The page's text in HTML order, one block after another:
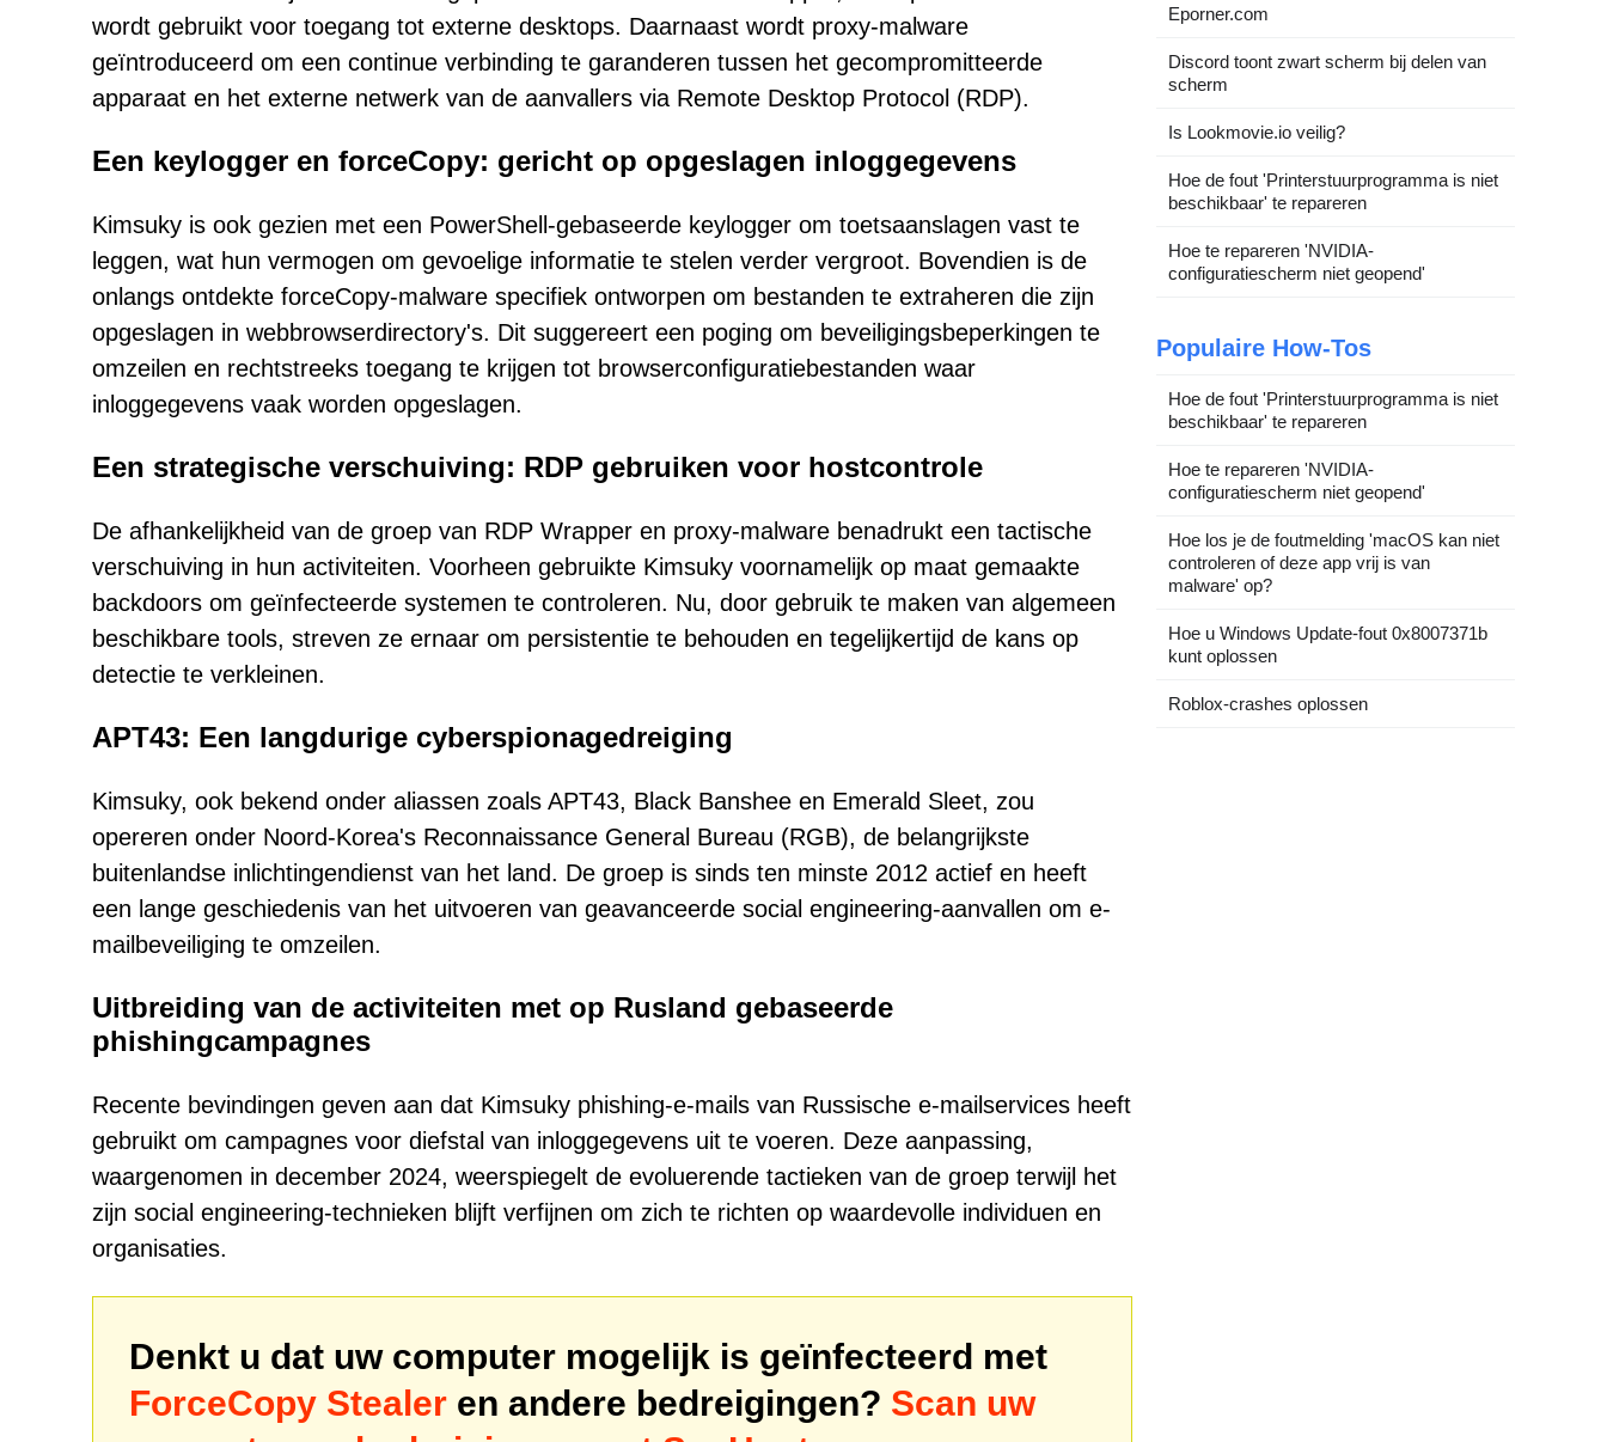
wordt gebruikt voor toegang tot externe desktops. Daarnaast wordt proxy-malware
geïntroduceerd om een continue verbinding te garanderen tussen het gecompromitteerde
apparaat en het externe netwerk van de aanvallers via Remote Desktop Protocol (RDP).
Een keylogger en forceCopy: gericht op opgeslagen inloggegevens
Kimsuky is ook gezien met een PowerShell-gebaseerde keylogger om toetsaanslagen vast te
leggen, wat hun vermogen om gevoelige informatie te stelen verder vergroot. Bovendien is de
onlangs ontdekte forceCopy-malware specifiek ontworpen om bestanden te extraheren die zijn
opgeslagen in webbrowserdirectory's. Dit suggereert een poging om beveiligingsbeperkingen te
omzeilen en rechtstreeks toegang te krijgen tot browserconfiguratiebestanden waar
inloggegevens vaak worden opgeslagen.
Een strategische verschuiving: RDP gebruiken voor hostcontrole
De afhankelijkheid van de groep van RDP Wrapper en proxy-malware benadrukt een tactische
verschuiving in hun activiteiten. Voorheen gebruikte Kimsuky voornamelijk op maat gemaakte
backdoors om geïnfecteerde systemen te controleren. Nu, door gebruik te maken van algemeen
beschikbare tools, streven ze ernaar om persistentie te behouden en tegelijkertijd de kans op
detectie te verkleinen.
APT43: Een langdurige cyberspionagedreiging
Kimsuky, ook bekend onder aliassen zoals APT43, Black Banshee en Emerald Sleet, zou
opereren onder Noord-Korea's Reconnaissance General Bureau (RGB), de belangrijkste
buitenlandse inlichtingendienst van het land. De groep is sinds ten minste 2012 actief en heeft
een lange geschiedenis van het uitvoeren van geavanceerde social engineering-aanvallen om e-
mailbeveiliging te omzeilen.
Uitbreiding van de activiteiten met op Rusland gebaseerde
phishingcampagnes
Recente bevindingen geven aan dat Kimsuky phishing-e-mails van Russische e-mailservices heeft
gebruikt om campagnes voor diefstal van inloggegevens uit te voeren. Deze aanpassing,
waargenomen in december 2024, weerspiegelt de evoluerende tactieken van de groep terwijl het
zijn social engineering-technieken blijft verfijnen om zich te richten op waardevolle individuen en
organisaties.
Denkt u dat uw computer mogelijk is geïnfecteerd met
ForceCopy Stealer en andere bedreigingen? Scan uw
Eporner.com
Discord toont zwart scherm bij delen van
scherm
Is Lookmovie.io veilig?
Hoe de fout 'Printerstuurprogramma is niet
beschikbaar' te repareren
Hoe te repareren 'NVIDIA-
configuratiescherm niet geopend'
Populaire How-Tos
Hoe de fout 'Printerstuurprogramma is niet
beschikbaar' te repareren
Hoe te repareren 'NVIDIA-
configuratiescherm niet geopend'
Hoe los je de foutmelding 'macOS kan niet
controleren of deze app vrij is van
malware' op?
Hoe u Windows Update-fout 0x8007371b
kunt oplossen
Roblox-crashes oplossen